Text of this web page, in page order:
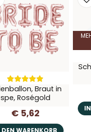
Braut in
spe, Roségold
€ 5,62
DEN WARENKORB